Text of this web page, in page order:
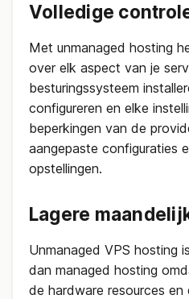
Volledige
Met unmanaged hosting
over elk aspect van je
besturingssysteem
configureren en elke
beperkingen van de
aangepaste configuraties
opstellingen.
Lagere
Unmanaged VPS hosting
dan managed hosting
de hardware resources